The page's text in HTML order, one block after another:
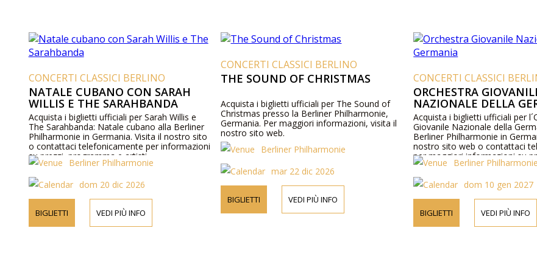
CONCERTI CLASSICI BERLINO
NATALE CUBANO CON SARAH
WILLIS E THE SARAHBANDA
Acquista i biglietti ufficiali per Sarah Willis e
The Sarahbanda: Natale cubano alla Berliner
Philharmonie in Germania. Visita il nostro sito
o contattaci telefonicamente per informazioni
su prezzi, programma e artisti.
Berliner Philharmonie
dom 20 dic 2026
BIGLIETTI VEDI PIÙ INFO
CONCERTI CLASSICI BERLINO
THE SOUND OF CHRISTMAS
Acquista i biglietti ufficiali per The Sound of
Christmas presso la Berliner Philharmonie,
Germania. Per maggiori informazioni, visita il
nostro sito web.
Berliner Philharmonie
mar 22 dic 2026
BIGLIETTI VEDI PIÙ INFO
CONCERTI CLASSICI
ORCHESTRA
NAZIONALE DELLA
Acquista i biglietti ufficiali per
Giovanile Nazionale della
Berliner Philharmonie in
nostro sito web o contattaci
per maggiori informazioni su
programma e artisti.Berliner Philharmonie
dom 10 gen 2027
BIGLIETTI VEDI PIÙ INFO